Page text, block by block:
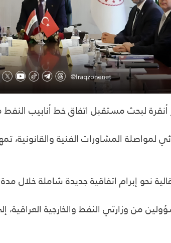
أنقرة لبحث مستقبل اتفاق خط أنابيب
لمواصلة المشاورات الفنية
إبرام اتفاقية جديدة شاملة خلال مدة لا
من وزارتي النفط والخارجية